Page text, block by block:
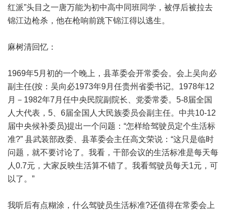
红派”头目之一唐万能为初中高中同班同学，被俘后被拉去
锦江边枪杀，他在枪响前跳下锦江得以逃生。
麻树清回忆：
1969年5月初的一个晚上，县革委会开常委会。会上吴向必
副主任(按：吴向必1973年9月任贵州省委书记。1978年12
月－1982年7月任中央民院副院长、党委常委。5-8届全国
人大代表，5、6届全国人大民族委员会副主任。中共10-12
届中央候补委员)提出一个问题：“怎样给驾驶员定个生活标
准?” 县武装部政委、县革委会主任高文荣说：“这只是临时
问题，就不要讨论了。我看，干部会议的生活标准是每天每
人0.7元，大家反映生活算不错了。我看驾驶员每天1元，可
以了。”
我听后有点糊涂，什么驾驶员生活标准?还值得在常委会上